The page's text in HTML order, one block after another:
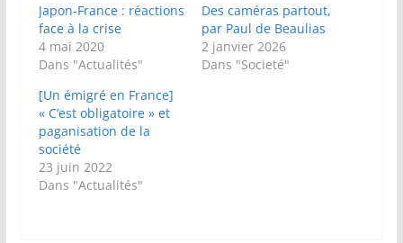
Japon-France : réactions
face à la crise
4 mai 2020
Dans "Actualités"
Des caméras partout,
par Paul de Beaulias
2 janvier 2026
Dans "Societé"
[Un émigré en France]
« C’est obligatoire » et
paganisation de la
société
23 juin 2022
Dans "Actualités"